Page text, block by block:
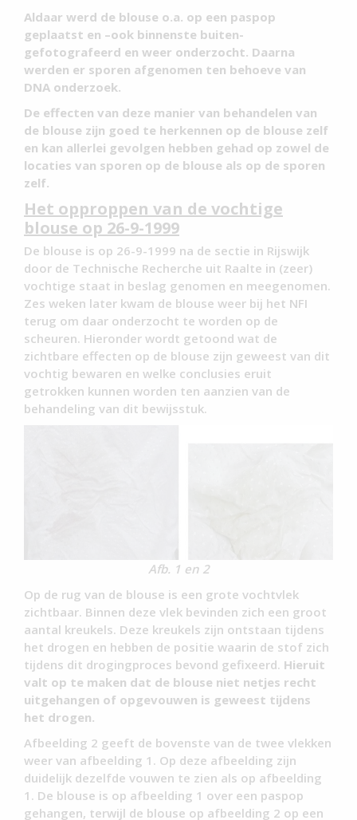
Aldaar werd de blouse o.a. op een paspop
geplaatst en –ook binnenste buiten-
gefotografeerd en weer onderzocht. Daarna
werden er sporen afgenomen ten behoeve van
DNA onderzoek.
De effecten van deze manier van behandelen van
de blouse zijn goed te herkennen op de blouse zelf
en kan allerlei gevolgen hebben gehad op zowel de
locaties van sporen op de blouse als op de sporen
zelf.
Het opproppen van de vochtige
blouse op 26-9-1999
De blouse is op 26-9-1999 na de sectie in Rijswijk
door de Technische Recherche uit Raalte in (zeer)
vochtige staat in beslag genomen en meegenomen.
Zes weken later kwam de blouse weer bij het NFI
terug om daar onderzocht te worden op de
scheuren. Hieronder wordt getoond wat de
zichtbare effecten op de blouse zijn geweest van dit
vochtig bewaren en welke conclusies eruit
getrokken kunnen worden ten aanzien van de
behandeling van dit bewijsstuk.
Afb. 1 en 2
Op de rug van de blouse is een grote vochtvlek
zichtbaar. Binnen deze vlek bevinden zich een groot
aantal kreukels. Deze kreukels zijn ontstaan tijdens
het drogen en hebben de positie waarin de stof zich
tijdens dit drogingproces bevond gefixeerd. Hieruit
valt op te maken dat de blouse niet netjes recht
uitgehangen of opgevouwen is geweest tijdens
het drogen.
Afbeelding 2 geeft de bovenste van de twee vlekken
weer van afbeelding 1. Op deze afbeelding zijn
duidelijk dezelfde vouwen te zien als op afbeelding
1. De blouse is op afbeelding 1 over een paspop
gehangen, terwijl de blouse op afbeelding 2 op een